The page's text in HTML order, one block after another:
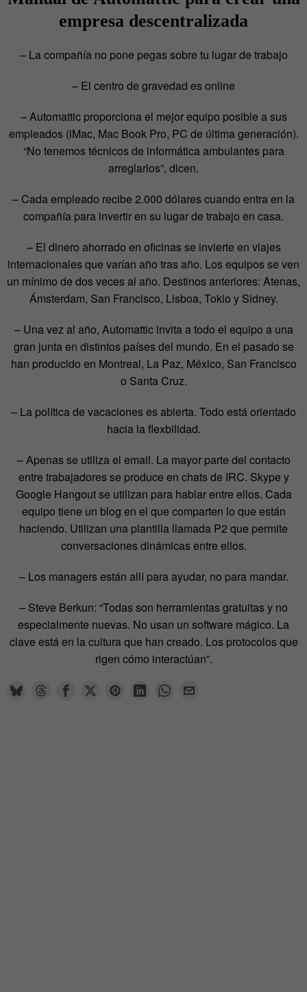
empresa descentralizada
– La compañía no pone pegas sobre tu lugar de trabajo
– El centro de gravedad es online
– Automattic proporciona el mejor equipo posible a sus
empleados (iMac, Mac Book Pro, PC de última generación).
“No tenemos técnicos de informática ambulantes para
arreglarlos”, dicen.
– Cada empleado recibe 2.000 dólares cuando entra en la
compañía para invertir en su lugar de trabajo en casa.
– El dinero ahorrado en oficinas se invierte en viajes
internacionales que varían año tras año. Los equipos se ven
un mínimo de dos veces al año. Destinos anteriores: Atenas,
Ámsterdam, San Francisco, Lisboa, Tokio y Sidney.
– Una vez al año, Automattic invita a todo el equipo a una
gran junta en distintos países del mundo. En el pasado se
han producido en Montreal, La Paz, México, San Francisco
o Santa Cruz.
– La política de vacaciones es abierta. Todo está orientado
hacia la flexbilidad.
– Apenas se utiliza el email. La mayor parte del contacto
entre trabajadores se produce en chats de IRC. Skype y
Google Hangout se utilizan para hablar entre ellos. Cada
equipo tiene un blog en el que comparten lo que están
haciendo. Utilizan una plantilla llamada P2 que permite
conversaciones dinámicas entre ellos.
– Los managers están allí para ayudar, no para mandar.
– Steve Berkun: “Todas son herramientas gratuitas y no
especialmente nuevas. No usan un software mágico. La
clave está en la cultura que han creado. Los protocolos que
rigen cómo interactúan”.